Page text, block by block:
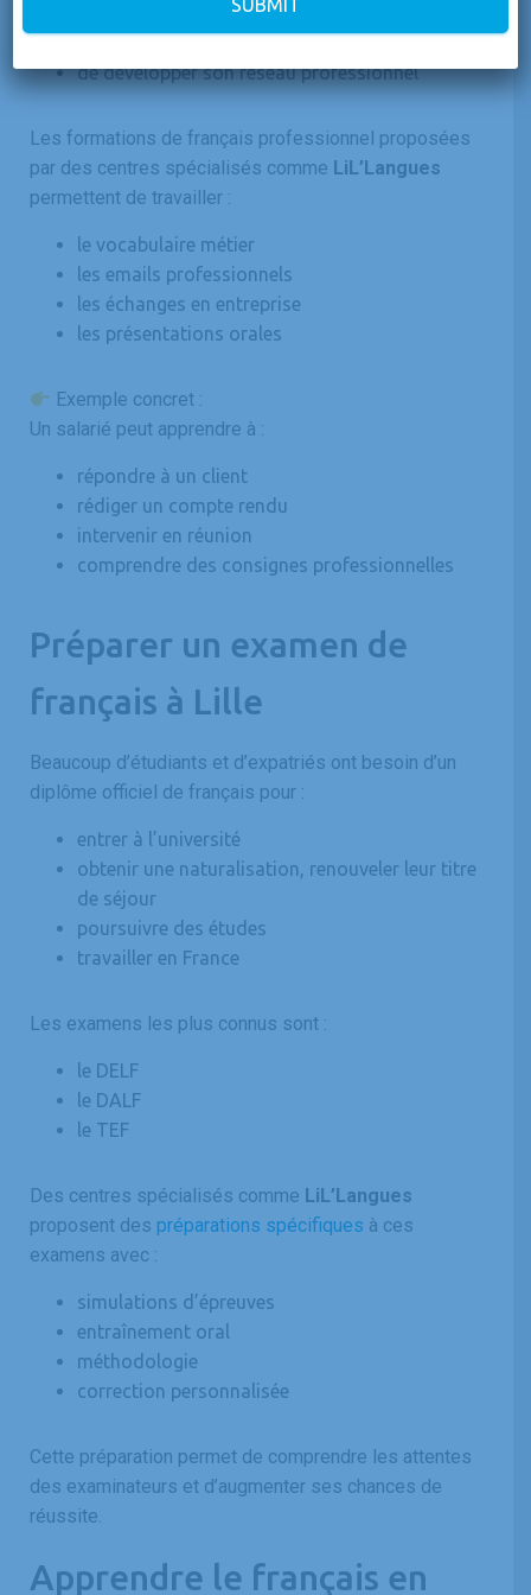
de participer aux réunions
de gagner en autonomie
de développer son réseau professionnel
Les formations de français professionnel proposées
par des centres spécialisés comme LiL’Langues
permettent de travailler :
le vocabulaire métier
les emails professionnels
les échanges en entreprise
les présentations orales
Exemple concret :
Un salarié peut apprendre à :
répondre à un client
rédiger un compte rendu
intervenir en réunion
comprendre des consignes professionnelles
Préparer un examen de
français à Lille
Beaucoup d’étudiants et d’expatriés ont besoin d’un
diplôme officiel de français pour :
entrer à l’université
obtenir une naturalisation, renouveler leur titre
de séjour
poursuivre des études
travailler en France
Les examens les plus connus sont :
le DELF
le DALF
le TEF
Des centres spécialisés comme LiL’Langues
proposent des préparations spécifiques à ces
examens avec :
simulations d’épreuves
entraînement oral
méthodologie
correction personnalisée
Cette préparation permet de comprendre les attentes
des examinateurs et d’augmenter ses chances de
réussite.
Apprendre le français en
SUBMIT